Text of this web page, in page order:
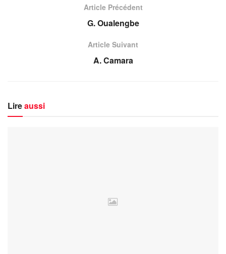
Article Précédent
G. Oualengbe
Article Suivant
A. Camara
Lireaussi